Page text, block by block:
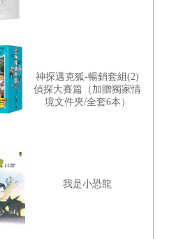
神探邁克狐-暢銷套組(2)
偵探大賽篇（加贈獨家情
境文件夾/全套6本）
我是小恐龍